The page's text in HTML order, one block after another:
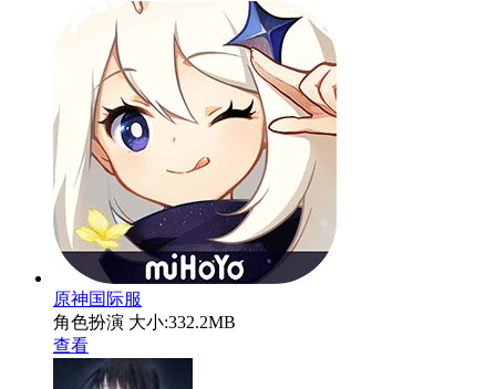
原神国际服
角色扮演 大小:332.2MB
查看